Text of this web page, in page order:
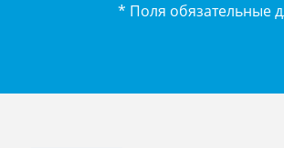
* Поля обязательные